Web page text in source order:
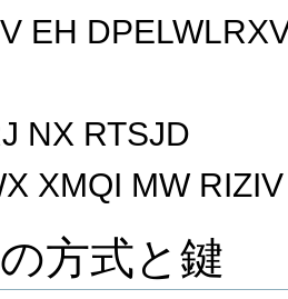
EH
NX RTSJD
XMQI MW
方式と鍵